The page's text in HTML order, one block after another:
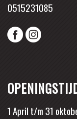
0515231085
1 April t/m 31